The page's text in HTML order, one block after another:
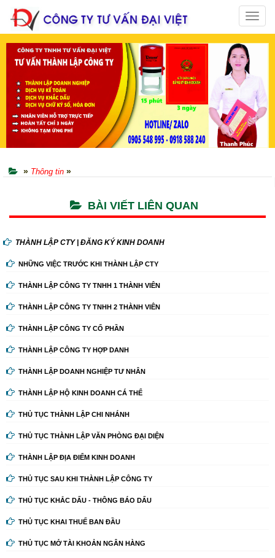
» Thông tin »
BÀI VIẾT LIÊN QUAN
THÀNH LẬP CTY | ĐĂNG KÝ KINH DOANH
NHỮNG VIỆC TRƯỚC KHI THÀNH LẬP CTY
THÀNH LẬP CÔNG TY TNHH 1 THÀNH VIÊN
THÀNH LẬP CÔNG TY TNHH 2 THÀNH VIÊN
THÀNH LẬP CÔNG TY CỔ PHẦN
THÀNH LẬP CÔNG TY HỢP DANH
THÀNH LẬP DOANH NGHIỆP TƯ NHÂN
THÀNH LẬP HỘ KINH DOANH CÁ THỂ
THỦ TỤC THÀNH LẬP CHI NHÁNH
THỦ TỤC THÀNH LẬP VĂN PHÒNG ĐẠI DIỆN
THÀNH LẬP ĐỊA ĐIỂM KINH DOANH
THỦ TỤC SAU KHI THÀNH LẬP CÔNG TY
THỦ TỤC KHẮC DẤU - THÔNG BÁO DẤU
THỦ TỤC KHAI THUẾ BAN ĐẦU
THỦ TỤC MỞ TÀI KHOẢN NGÂN HÀNG